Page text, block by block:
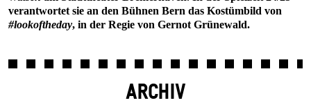
verantwortet sie an den Bühnen Bern das Kostümbild von
#lookoftheday, in der Regie von Gernot Grünewald.
ARCHIV